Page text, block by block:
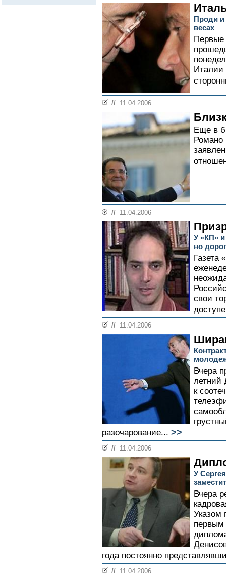
Проди и
весах
Первые
Италии
// 11.04.2006
Еще в
// 11.04.2006
У «КП»
но
Газета
свои
// 11.04.2006
Вчера
летний
к
разочарование... >>
// 11.04.2006
У
Вчера
Указом
первым
года постоянно
// 11.04.2006